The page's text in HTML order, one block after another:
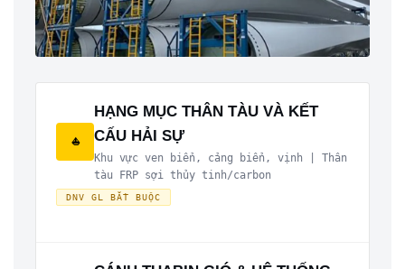
⛵
HẠNG MỤC THÂN TÀU VÀ KẾT
CẤU HẢI SỰ
Khu vực ven biển, cảng biển, vịnh | Thân
tàu FRP sợi thủy tinh/carbon
DNV GL BẮT BUỘC